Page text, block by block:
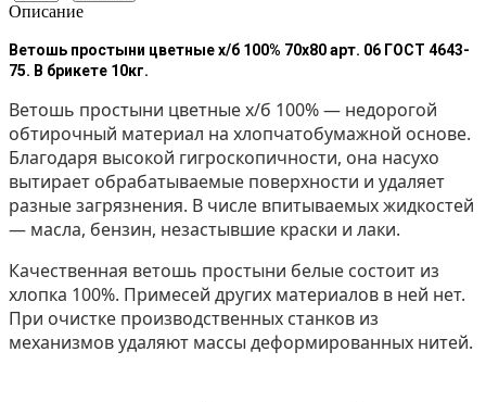
Описание
Ветошь простыни цветные х/б 100% 70х80 арт. 06 ГОСТ 4643-
75. В брикете 10кг.
Ветошь простыни цветные х/б 100%— недорогой
обтирочный материал на хлопчатобумажной основе.
Благодаря высокой гигроскопичности, она насухо
вытирает обрабатываемые поверхности и удаляет
разные загрязнения. В числе впитываемых жидкостей
— масла, бензин, незастывшие краски и лаки.
Качественная ветошь простыни белые состоит из
хлопка 100%. Примесей других материалов в ней нет.
При очистке производственных станков из
механизмов удаляют массы деформированных нитей.